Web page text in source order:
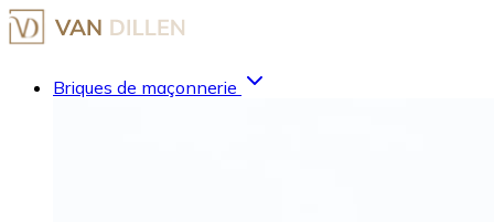
Briques de maçonnerie